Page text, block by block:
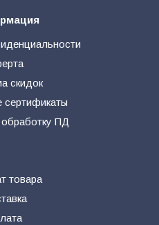
скидок
ПД
товара